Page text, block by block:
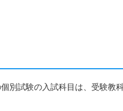
別試験の入試科目は、受験